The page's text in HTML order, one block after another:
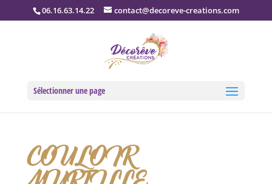
06.16.63.14.22 contact@decoreve-creations.com
Sélectionner une page
COULOIR